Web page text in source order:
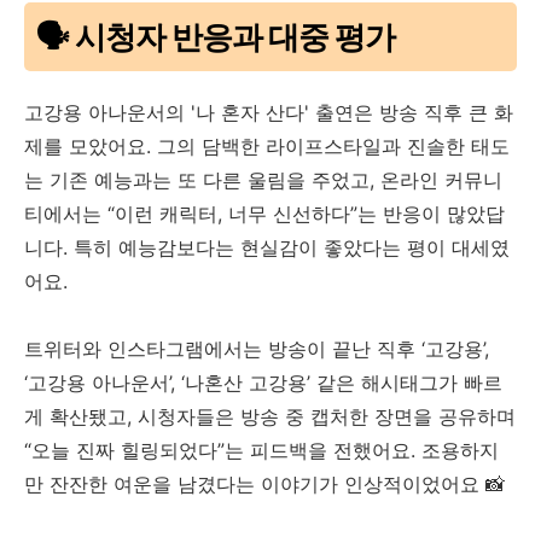
🗣️ 시청자 반응과 대중 평가
고강용 아나운서의 '나 혼자 산다' 출연은 방송 직후 큰 화
제를 모았어요. 그의 담백한 라이프스타일과 진솔한 태도
는 기존 예능과는 또 다른 울림을 주었고, 온라인 커뮤니
티에서는 “이런 캐릭터, 너무 신선하다”는 반응이 많았답
니다. 특히 예능감보다는 현실감이 좋았다는 평이 대세였
어요.
트위터와 인스타그램에서는 방송이 끝난 직후 ‘고강용’,
‘고강용 아나운서’, ‘나혼산 고강용’ 같은 해시태그가 빠르
게 확산됐고, 시청자들은 방송 중 캡처한 장면을 공유하며
“오늘 진짜 힐링되었다”는 피드백을 전했어요. 조용하지
만 잔잔한 여운을 남겼다는 이야기가 인상적이었어요 📸